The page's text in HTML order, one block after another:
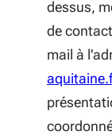
dessus,
de
mail à